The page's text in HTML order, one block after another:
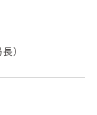
）